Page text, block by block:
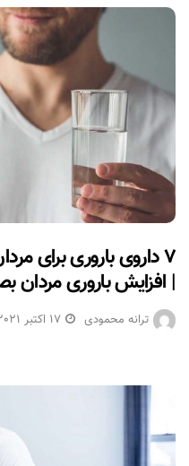
۷ داروی باروری برای
| افزایش باروری مردان
ترانه محمودی 17 اکتبر 2021